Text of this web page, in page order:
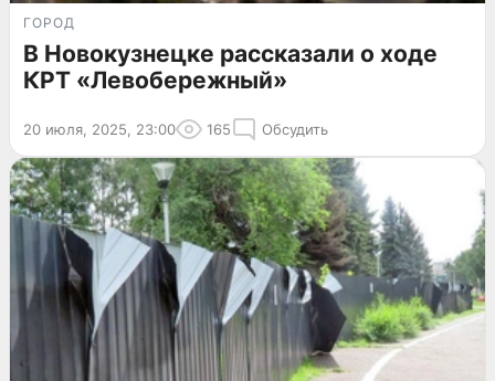
ГОРОД
В Новокузнецке рассказали о ходе
КРТ «Левобережный»
20 июля, 2025, 23:00 165 Обсудить